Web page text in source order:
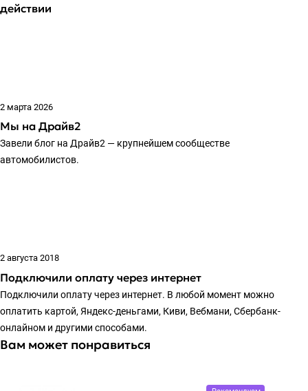
действии
2 марта 2026
Мы на Драйв2
Завели блог на Драйв2 — крупнейшем сообществе
автомобилистов.
2 августа 2018
Подключили оплату через интернет
Подключили оплату через интернет. В любой момент можно
оплатить картой, Яндекс-деньгами, Киви, Вебмани, Сбербанк-
онлайном и другими способами.
Вам может понравиться